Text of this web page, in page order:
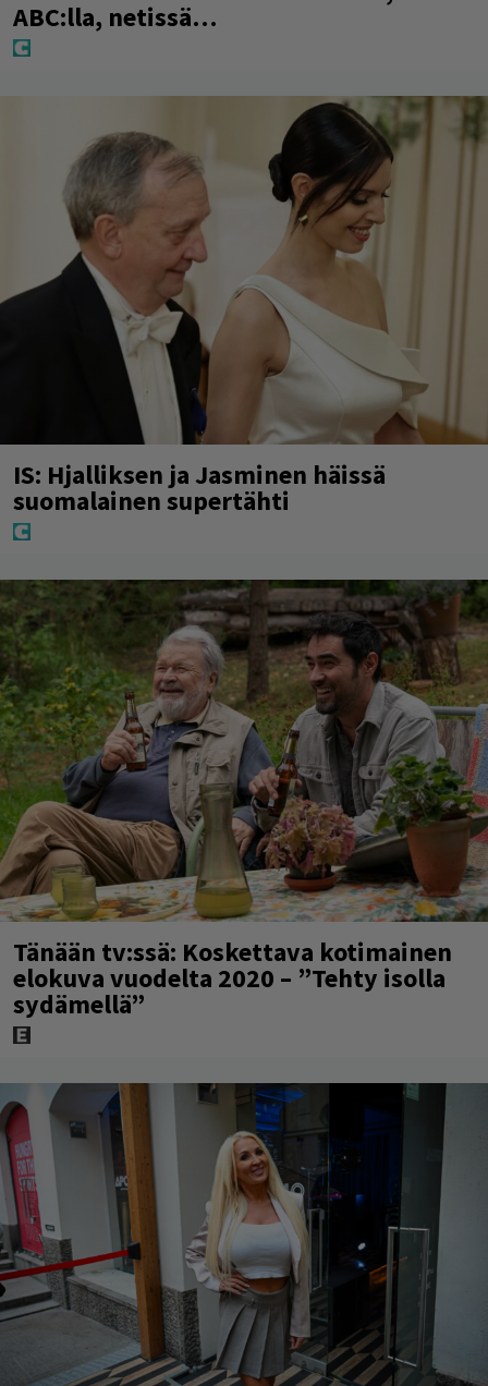
ABC:lla, netissä…
IS: Hjalliksen ja Jasminen häissä
suomalainen supertähti
Tänään tv:ssä: Koskettava kotimainen
elokuva vuodelta 2020 – ”Tehty isolla
sydämellä”